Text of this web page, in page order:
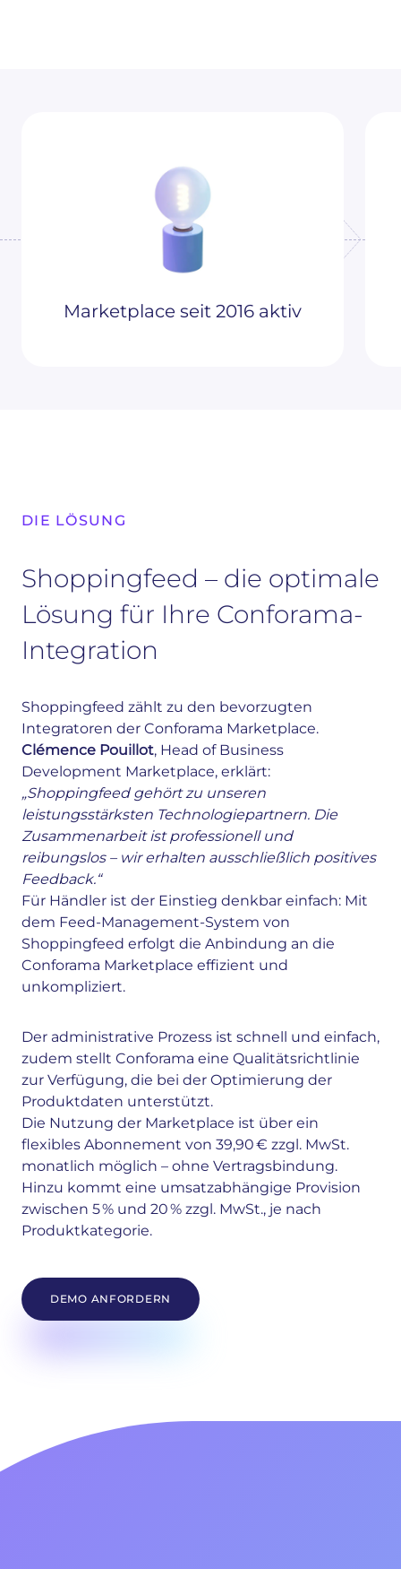
Marketplace seit 2016 aktiv
DIE LÖSUNG
Shoppingfeed – die optimale
Lösung für Ihre Conforama-
Integration
Shoppingfeed zählt zu den bevorzugten
Integratoren der Conforama Marketplace.
Clémence Pouillot, Head of Business
Development Marketplace, erklärt:
„Shoppingfeed gehört zu unseren
leistungsstärksten Technologiepartnern. Die
Zusammenarbeit ist professionell und
reibungslos – wir erhalten ausschließlich positives
Feedback.“
Für Händler ist der Einstieg denkbar einfach: Mit
dem Feed-Management-System von
Shoppingfeed erfolgt die Anbindung an die
Conforama Marketplace effizient und
unkompliziert.
Der administrative Prozess ist schnell und einfach,
zudem stellt Conforama eine Qualitätsrichtlinie
zur Verfügung, die bei der Optimierung der
Produktdaten unterstützt.
Die Nutzung der Marketplace ist über ein
flexibles Abonnement von 39,90 € zzgl. MwSt.
monatlich möglich – ohne Vertragsbindung.
Hinzu kommt eine umsatzabhängige Provision
zwischen 5 % und 20 % zzgl. MwSt., je nach
Produktkategorie.
DEMO ANFORDERN